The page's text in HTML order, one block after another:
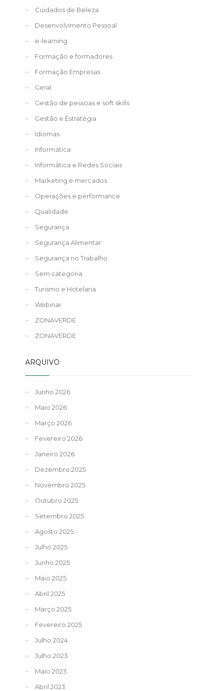
Cuidados de Beleza
Desenvolvimento Pessoal
e-learning
Formação e formadores
Formação Empresas
Geral
Gestão de pessoas e soft skills
Gestão e Estratégia
Idiomas
Informática
Informática e Redes Sociais
Marketing e mercados
Operações e performance
Qualidade
Segurança
Segurança Alimentar
Segurança no Trabalho
Sem categoria
Turismo e Hotelaria
Webinar
ZONAVERDE
ZONAVERDE
ARQUIVO
Junho 2026
Maio 2026
Março 2026
Fevereiro 2026
Janeiro 2026
Dezembro 2025
Novembro 2025
Outubro 2025
Setembro 2025
Agosto 2025
Julho 2025
Junho 2025
Maio 2025
Abril 2025
Março 2025
Fevereiro 2025
Julho 2024
Julho 2023
Maio 2023
Abril 2023